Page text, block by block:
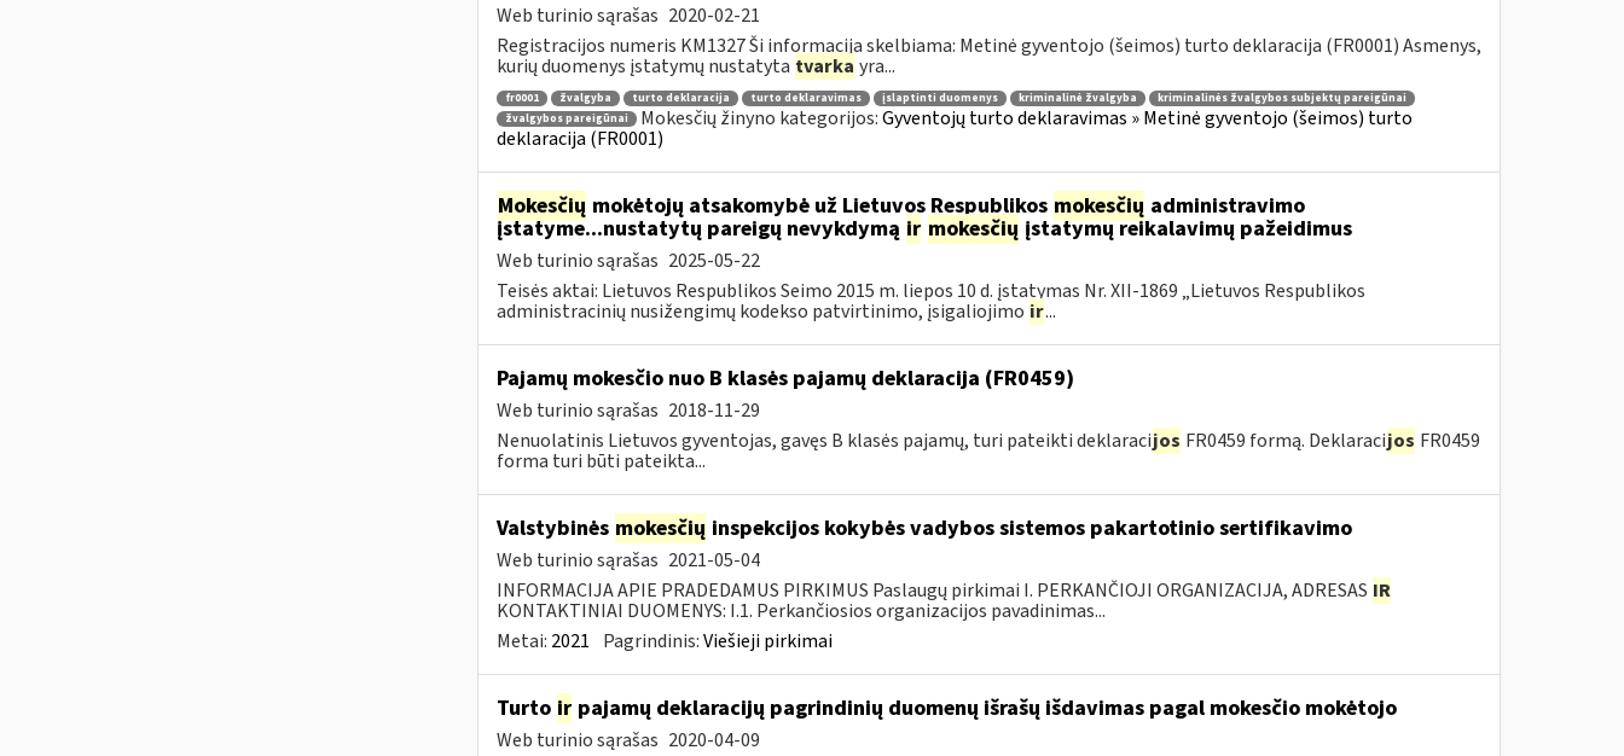
Web turinio sąrašas 2020-02-21
Registracijos numeris KM1327 Ši informacija skelbiama: Metinė gyventojo (šeimos) turto deklaracija (FR0001) Asmenys,
kurių duomenys įstatymų nustatyta tvarka yra...
fr0001 žvalgyba turto deklaracija turto deklaravimas įslaptinti duomenys kriminalinė žvalgyba
kriminalinės žvalgybos subjektų pareigūnai
žvalgybos pareigūnai
Mokesčių žinyno kategorijos:Gyventojų turto deklaravimas » Metinė gyventojo (šeimos) turto
deklaracija (FR0001)
Mokesčių mokėtojų atsakomybė už Lietuvos Respublikos mokesčių administravimo
įstatyme...nustatytų pareigų nevykdymą ir mokesčių įstatymų reikalavimų pažeidimus
Web turinio sąrašas 2025-05-22
Teisės aktai: Lietuvos Respublikos Seimo 2015 m. liepos 10 d. įstatymas Nr. XII-1869 „Lietuvos Respublikos
administracinių nusižengimų kodekso patvirtinimo, įsigaliojimo ir...
Pajamų mokesčio nuo B klasės pajamų deklaracija (FR0459)
Web turinio sąrašas 2018-11-29
Nenuolatinis Lietuvos gyventojas, gavęs B klasės pajamų, turi pateikti deklaracijos FR0459 formą. Deklaracijos FR0459
forma turi būti pateikta...
Valstybinės mokesčių inspekcijos kokybės vadybos sistemos pakartotinio sertifikavimo
Web turinio sąrašas 2021-05-04
INFORMACIJA APIE PRADEDAMUS PIRKIMUS Paslaugų pirkimai I. PERKANČIOJI ORGANIZACIJA, ADRESAS IR
KONTAKTINIAI DUOMENYS: I.1. Perkančiosios organizacijos pavadinimas...
Metai: 2021 Pagrindinis:Viešieji pirkimai
Turto irpajamų deklaracijų pagrindinių duomenų išrašų išdavimas pagal mokesčio mokėtojo
Web turinio sąrašas 2020-04-09